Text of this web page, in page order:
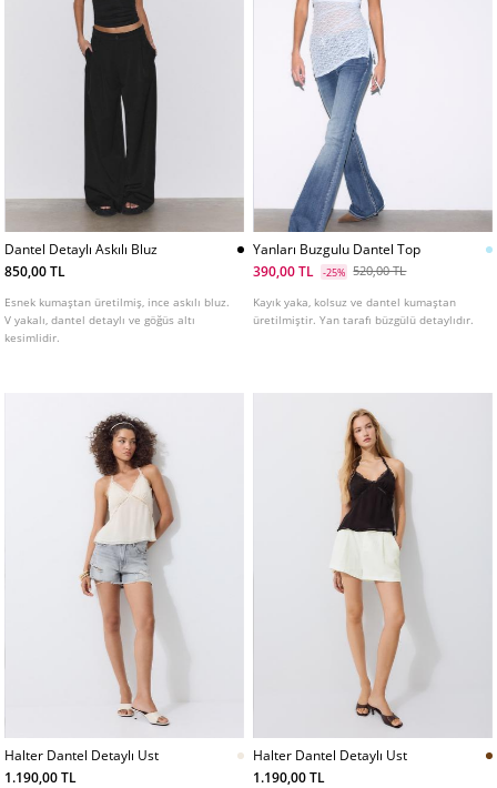
Dantel Detaylı Askılı Bluz
850,00 TL
Esnek kumaştan üretilmiş, ince askılı bluz.
V yakalı, dantel detaylı ve göğüs altı
kesimlidir.
Yanları Buzgulu Dantel Top
390,00 TL
-25% 520,00 TL
Kayık yaka, kolsuz ve dantel kumaştan
üretilmiştir. Yan tarafı büzgülü detaylıdır.
Halter Dantel Detaylı Ust
1.190,00 TL
Halter Dantel Detaylı Ust
1.190,00 TL